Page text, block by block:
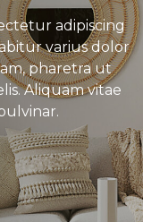
adipiscing
varius dolor
pharetra ut
Aliquam vitae